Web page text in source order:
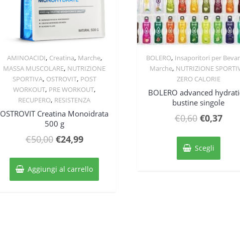
Quick View
AMINOACIDI, Creatina, Marche,
MASSA MUSCOLARE, NUTRIZIONE
SPORTIVA, OSTROVIT, POST
WORKOUT, PRE WORKOUT,
RECUPERO, RESISTENZA
OSTROVIT Creatina Monoidrata
500 g
€50,00 Il
originale
era:
€24,99Il
attuale
è:
Aggiungi al carrello
Quick View
BOLERO, Insaporitori per
Marche, NUTRIZIONE
ZERO CALORIE
BOLERO advanced
bustine singole
€0,60 Il
originale
era:
€0,37Il
Scegli